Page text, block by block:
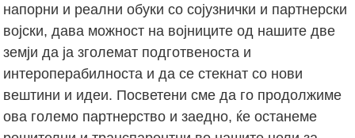
напорни и реални обуки со сојузнички и партнерски
војски, дава можност на војниците од нашите две
земји да ја зголемат подготвеноста и
интероперабилноста и да се стекнат со нови
вештини и идеи. Посветени сме да го продолжиме
ова големо партнерство и заедно, ќе останеме